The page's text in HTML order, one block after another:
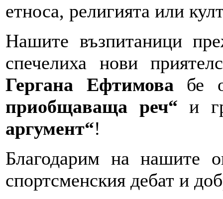
етноса, религията или
Нашите възпитаници
спечелиха нови
Гергана Ефтимовабе
приобщаваща реч“ и
аргумент“!
Благодарим на нашите
спортсменския дебат и